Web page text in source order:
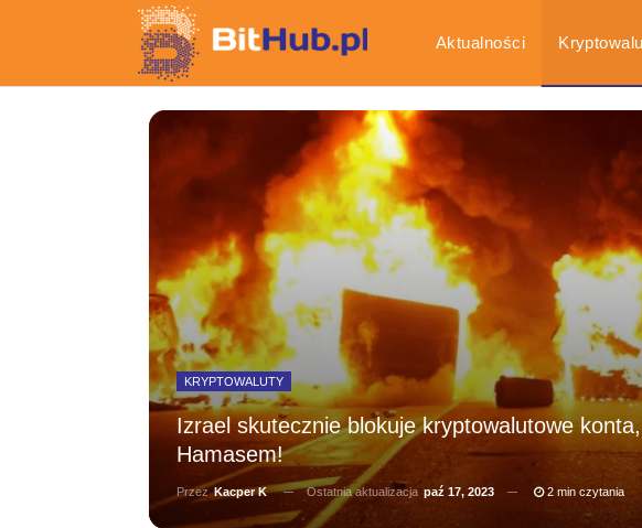
Aktualności
Gospodarka
KRYPTOWALUTY
Izrael skutecznie blokuje kryptowalutowe
Hamasem!
PrzezKacper K Ostatnia aktualizacja paź 17, 2023 2 min czytania